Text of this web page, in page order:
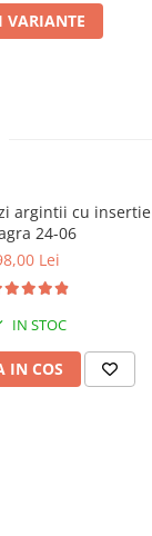
VARIANTE
argintii cu insertie
24-06
Lei
IN STOC
IN COS